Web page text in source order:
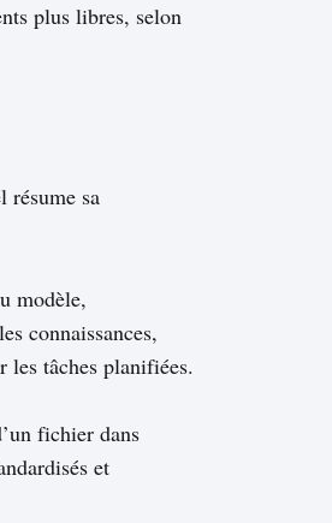
plus libres, selon
résume sa
modèle,
connaissances,
les tâches planifiées.
fichier dans
et